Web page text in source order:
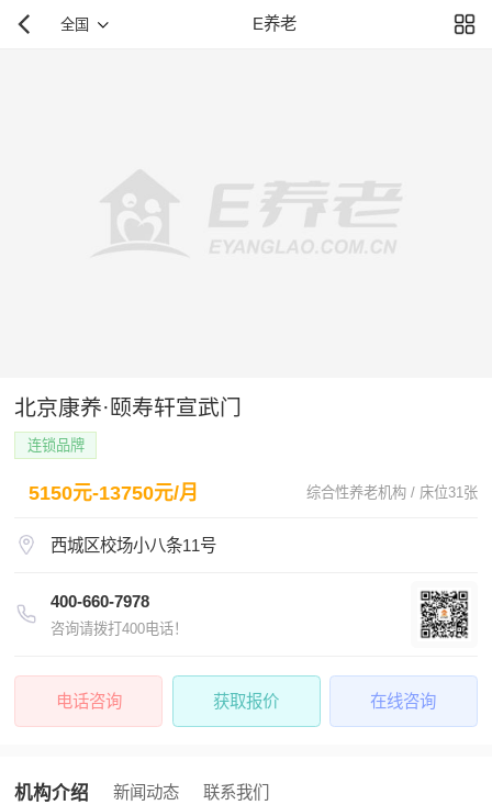
全国 E养老
北京康养·颐寿轩宣武门
连锁品牌
5150元-13750元/月 综合性养老机构 / 床位31张
西城区校场小八条11号
400-660-7978
咨询请拨打400电话！
电话咨询 获取报价 在线咨询
机构介绍 新闻动态 联系我们